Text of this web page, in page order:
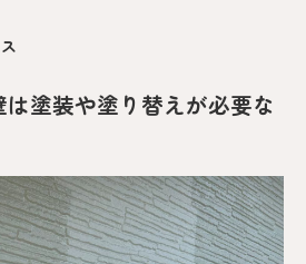
塗装や塗り替えが必要な